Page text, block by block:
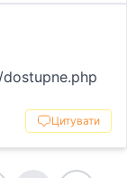
Цитувати